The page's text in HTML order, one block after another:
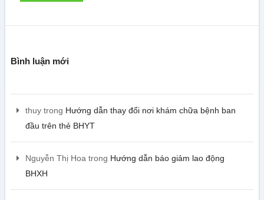
Bình luận mới
thuytrong Hướng dẫn thay đổi nơi khám chữa bệnh ban
đầu trên thẻ BHYT
Nguyễn Thị Hoa trong Hướng dẫn báo giảm lao động
BHXH